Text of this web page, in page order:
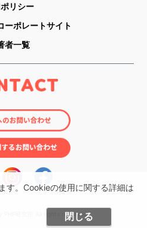
す。Cookieの使用に関する詳細は
閉じる
リシー
ーポレートサイト
者一覧
PHP研究所 All rights reserved.